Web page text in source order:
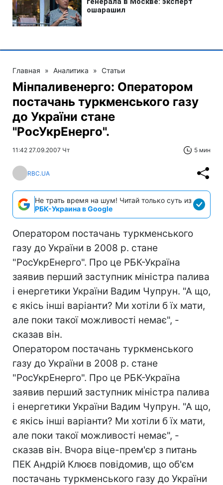
Главная » Аналитика » Статьи
Мiнпаливенерго: Оператором
постачань туркменського газу
до України стане
"РосУкрЕнерго".
11:42 27.09.2007 Чт 5 мин
RBC.UA
Не трать время на шум! Читай только суть из
РБК-Украина в Google
Оператором постачань туркменського
газу до України в 2008 р. стане
"РосУкрЕнерго". Про це РБК-Україна
заявив перший заступник міністра палива
і енергетики України Вадим Чупрун. "А що,
є якісь інші варіанти? Ми хотіли б їх мати,
але поки такої можливості немає", -
сказав він.
Оператором постачань туркменського
газу до України в 2008 р. стане
"РосУкрЕнерго". Про це РБК-Україна
заявив перший заступник міністра палива
і енергетики України Вадим Чупрун. "А що,
є якісь інші варіанти? Ми хотіли б їх мати,
але поки такої можливості немає", -
сказав він. Вчора віце-прем'єр з питань
ПЕК Андрій Клюєв повідомив, що об'єм
постачань туркменського газу до України